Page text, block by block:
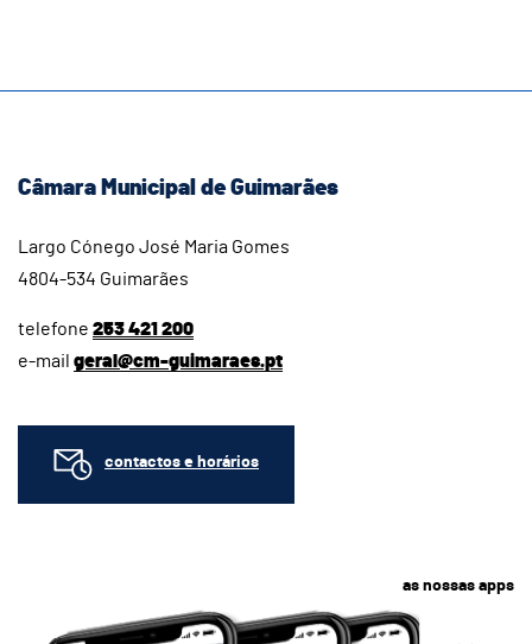
Câmara Municipal de Guimarães
Largo Cónego José Maria Gomes
4804-534 Guimarães
telefone 253 421 200
e-mail geral@cm-guimaraes.pt
contactos e horários
as nossas apps